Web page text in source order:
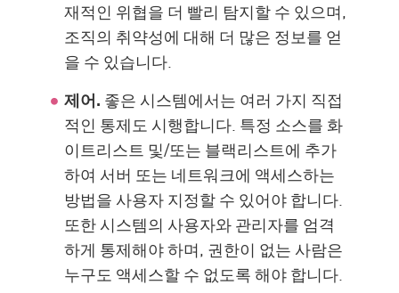
재적인 위협을 더 빨리 탐지할 수 있으며,
조직의 취약성에 대해 더 많은 정보를 얻
을 수 있습니다.
제어. 좋은 시스템에서는 여러 가지 직접
적인 통제도 시행합니다. 특정 소스를 화
이트리스트 및/또는 블랙리스트에 추가
하여 서버 또는 네트워크에 액세스하는
방법을 사용자 지정할 수 있어야 합니다.
또한 시스템의 사용자와 관리자를 엄격
하게 통제해야 하며, 권한이 없는 사람은
누구도 액세스할 수 없도록 해야 합니다.